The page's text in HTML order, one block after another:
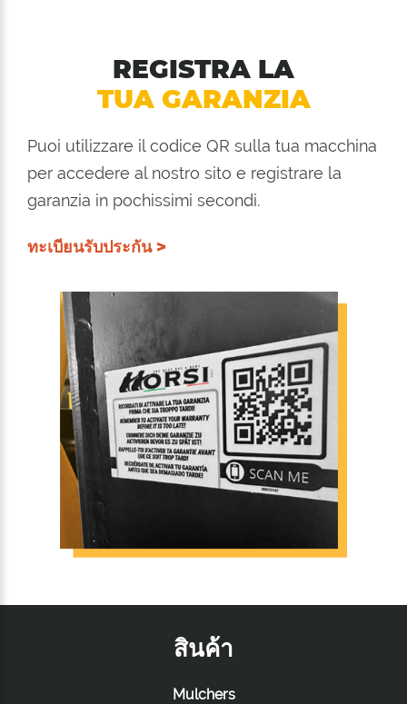
REGISTRA LA
TUA GARANZIA
Puoi utilizzare il codice QR sulla tua macchina
per accedere al nostro sito e registrare la
garanzia in pochissimi secondi.
ทะเบียนรับประกัน >
สินค้า
Mulchers